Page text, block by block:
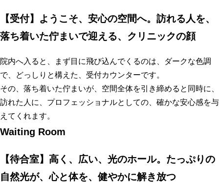
【受付】ようこそ、安心の空間へ。訪れる人を、
落ち着いた佇まいで迎える、クリニックの顔
院内へ入ると、まず目に飛び込んでくるのは、ダークな色調
で、どっしりと構えた、受付カウンターです。
その、落ち着いた佇まいが、空間全体を引き締めると同時に、
訪れた人に、プロフェッショナルとしての、確かな安心感を与
えてくれます。
Waiting Room
【待合室】高く、広い、光のホール。たっぷりの
自然光が、心と体を、健やかに解き放つ